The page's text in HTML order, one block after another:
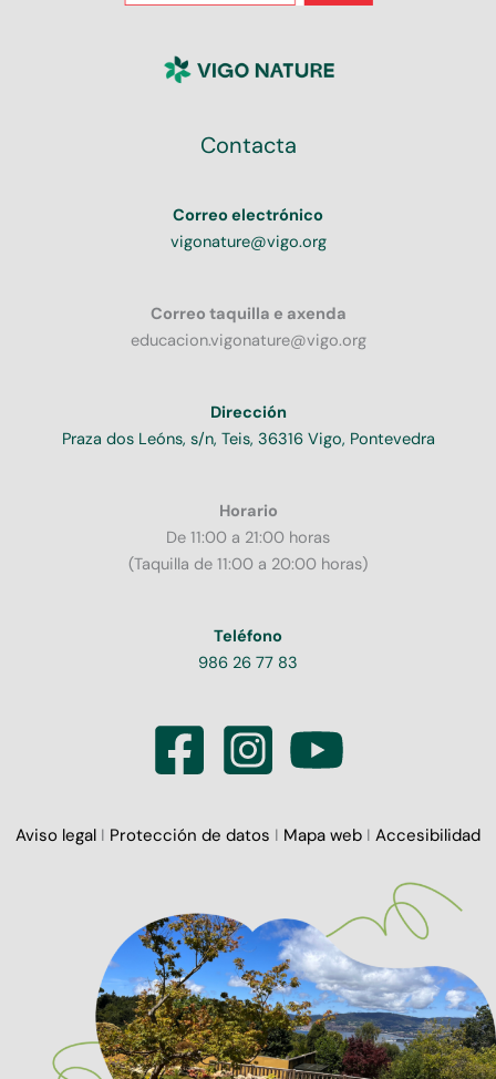
Contacta
Correo electrónico
vigonature@vigo.org
Correo taquilla e axenda
educacion.vigonature@vigo.org
Dirección
Praza dos Leóns, s/n, Teis, 36316 Vigo, Pontevedra
Horario
De 11:00 a 21:00 horas
(Taquilla de 11:00 a 20:00 horas)
Teléfono
986 26 77 83
Aviso legal I Protección de datos I Mapa web I Accesibilidad